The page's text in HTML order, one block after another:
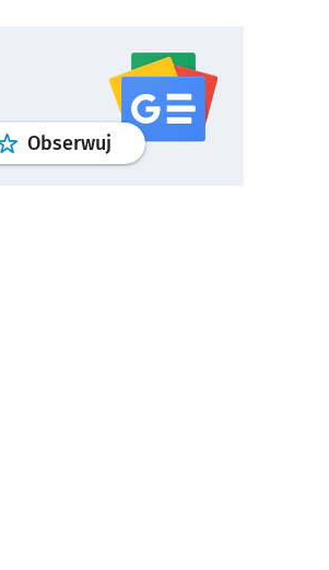
Obserwuj profilgoogle news